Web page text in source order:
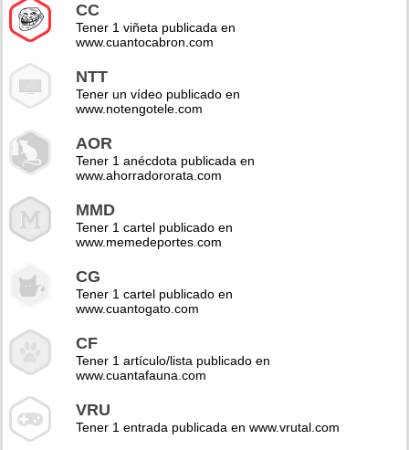
CC
Tener 1 viñeta publicada en
www.cuantocabron.com
NTT
Tener un vídeo publicado en
www.notengotele.com
AOR
Tener 1 anécdota publicada en
www.ahorradororata.com
MMD
Tener 1 cartel publicado en
www.memedeportes.com
CG
Tener 1 cartel publicado en
www.cuantogato.com
CF
Tener 1 artículo/lista publicado en
www.cuantafauna.com
VRU
Tener 1 entrada publicada en www.vrutal.com